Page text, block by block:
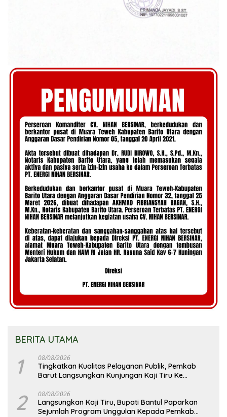
BERITA UTAMA
1 08/08/2026
Tingkatkan Kualitas Pelayanan Publik, Pemkab
Barut Langsungkan Kunjungan Kaji Tiru Ke
2 08/08/2026
Langsungkan Kaji Tiru, Bupati Bantul Paparkan
Sejumlah Program Unggulan Kepada Pemkab